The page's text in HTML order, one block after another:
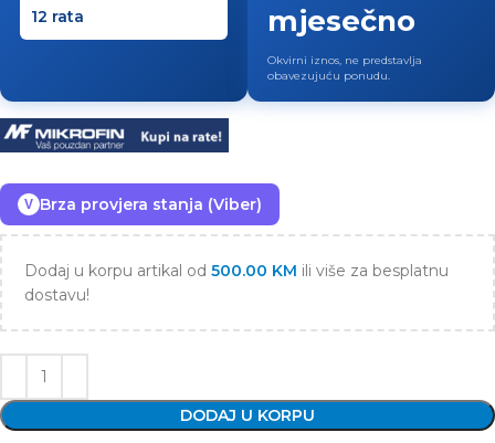
mjesečno
Okvirni iznos, ne predstavlja
obavezujuću ponudu.
V Brza provjera stanja (Viber)
Dodaj u korpu artikal od 500.00 KM ili više za besplatnu
dostavu!
DODAJ U KORPU